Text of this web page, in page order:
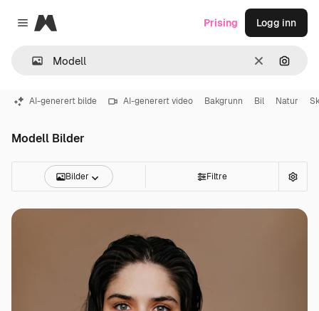
Close menu
Magnific
Slett Søk
Prising Logg inn
AI-generert bilde AI-generert video Bakgrunn Bil Natur
Modell Bilder
Bilder Filtre